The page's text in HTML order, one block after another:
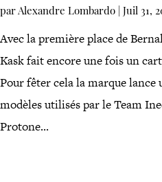
par Alexandre Lombardo Juil 31,
Avec la première place de
Kask fait encore une fois un
Pour fêter cela la marque
modèles utilisés par le Team
Protone...